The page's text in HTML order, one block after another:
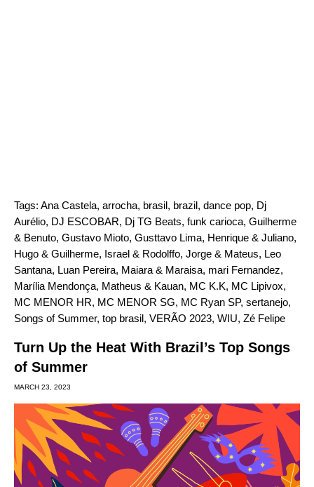
Tags: Ana Castela, arrocha, brasil, brazil, dance pop, Dj
Aurélio, DJ ESCOBAR, Dj TG Beats, funk carioca, Guilherme
& Benuto, Gustavo Mioto, Gusttavo Lima, Henrique & Juliano,
Hugo & Guilherme, Israel & Rodolffo, Jorge & Mateus, Leo
Santana, Luan Pereira, Maiara & Maraisa, mari Fernandez,
Marília Mendonça, Matheus & Kauan, MC K.K, MC Lipivox,
MC MENOR HR, MC MENOR SG, MC Ryan SP, sertanejo,
Songs of Summer, top brasil, VERÃO 2023, WIU, Zé Felipe
Turn Up the Heat With Brazil’s Top Songs
of Summer
MARCH 23, 2023